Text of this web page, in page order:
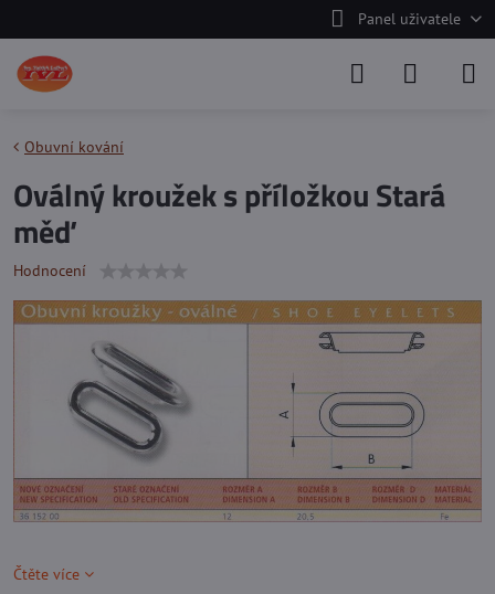
Panel uživatele
Obuvní kování
Oválný kroužek s příložkou Stará
měď
Hodnocení
Čtěte více